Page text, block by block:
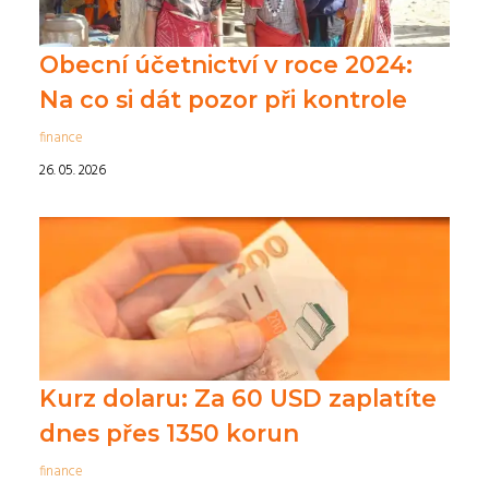
Obecní účetnictví v roce 2024:
Na co si dát pozor při kontrole
finance
26. 05. 2026
Kurz dolaru: Za 60 USD zaplatíte
dnes přes 1350 korun
finance